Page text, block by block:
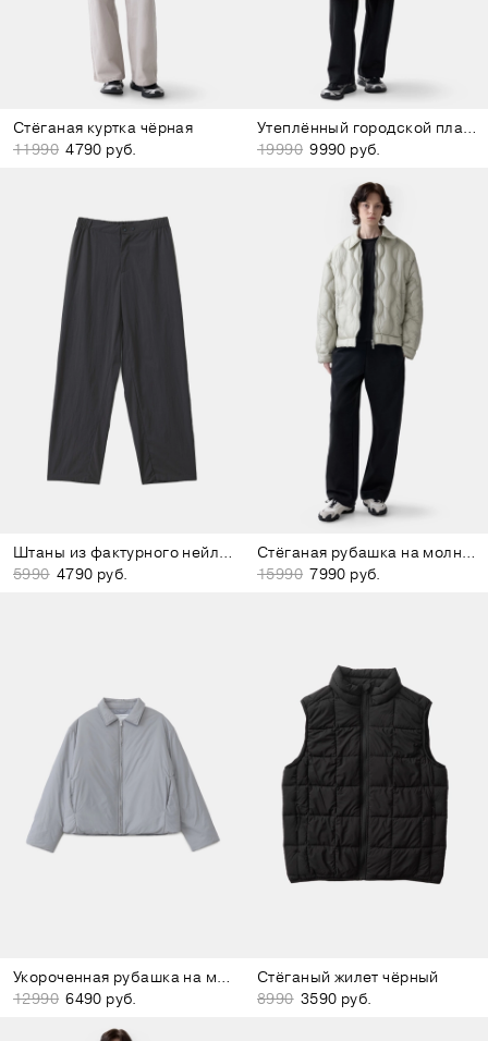
Стёганая куртка чёрная
11990 4790 руб.
Утеплённый городской плащ оливковый
19990 9990 руб.
Штаны из фактурного нейлона тёмно-серые
5990 4790 руб.
Стёганая рубашка на молнии светло-зелёная
15990 7990 руб.
Укороченная рубашка на молнии серая
12990 6490 руб.
Стёганый жилет чёрный
8990 3590 руб.